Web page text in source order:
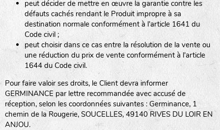
peut décider de mettre en œuvre la garantie contre les
défauts cachés rendant le Produit impropre à sa
destination normale conformément à l'article 1641 du
Code civil ;
peut choisir dans ce cas entre la résolution de la vente ou
une réduction du prix de vente conformément à l'article
1644 du Code civil.
Pour faire valoir ses droits, le Client devra informer
GERMINANCE par lettre recommandée avec accusé de
réception, selon les coordonnées suivantes : Germinance, 1
chemin de la Rougerie, SOUCELLES, 49140 RIVES DU LOIR EN
ANJOU.